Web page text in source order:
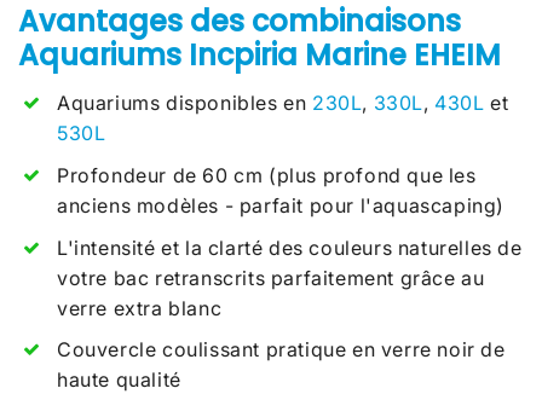
Avantages des combinaisons
Aquariums Incpiria Marine EHEIM
Aquariums disponibles en 230L, 330L, 430L et
530L
Profondeur de 60 cm (plus profond que les
anciens modèles - parfait pour l'aquascaping)
L'intensité et la clarté des couleurs naturelles de
votre bac retranscrits parfaitement grâce au
verre extra blanc
Couvercle coulissant pratique en verre noir de
haute qualité